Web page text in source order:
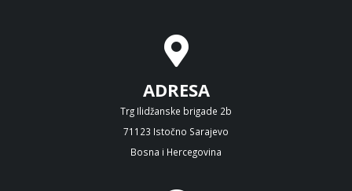
ADRESA
Trg Ilidžanske brigade 2b
71123 Istočno Sarajevo
Bosna i Hercegovina